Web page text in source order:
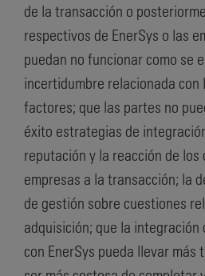
de la transacción o
respectivos de EnerSys o las
puedan no funcionar como se
incertidumbre relacionada
factores; que las partes no
éxito estrategias de
reputación y la reacción de los
empresas a la transacción; la
de gestión sobre cuestiones
adquisición; que la
con EnerSys pueda llevar más